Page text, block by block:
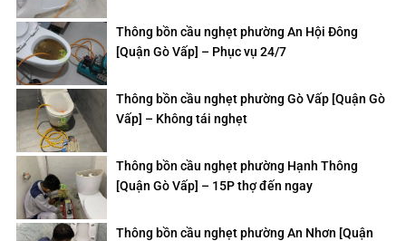
Thông bồn cầu nghẹt phường An Hội Đông
[Quận Gò Vấp] – Phục vụ 24/7
Thông bồn cầu nghẹt phường Gò Vấp [Quận Gò
Vấp] – Không tái nghẹt
Thông bồn cầu nghẹt phường Hạnh Thông
[Quận Gò Vấp] – 15P thợ đến ngay
Thông bồn cầu nghẹt phường An Nhơn [Quận